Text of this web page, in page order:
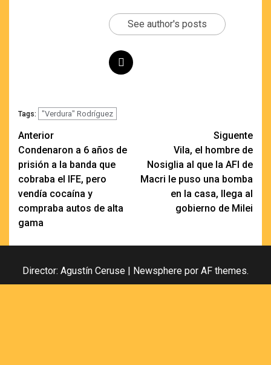
See author's posts
Tags: "Verdura" Rodríguez
Navegación
de
entradas
Anterior
Condenaron a 6 años de
prisión a la banda que
cobraba el IFE, pero
vendía cocaína y
compraba autos de alta
gama
Siguente
Vila, el hombre de
Nosiglia al que la AFI de
Macri le puso una bomba
en la casa, llega al
gobierno de Milei
Director: Agustín Ceruse | Newsphere por AF themes.